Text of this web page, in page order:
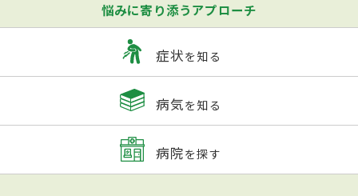
悩みに寄り添うアプローチ
症状を知る
病気を知る
病院を探す